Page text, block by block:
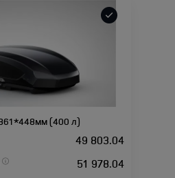
(400 л)
49 803.04
51 978.04